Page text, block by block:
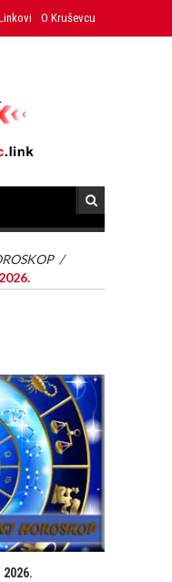
O Kruševcu
/
2026.